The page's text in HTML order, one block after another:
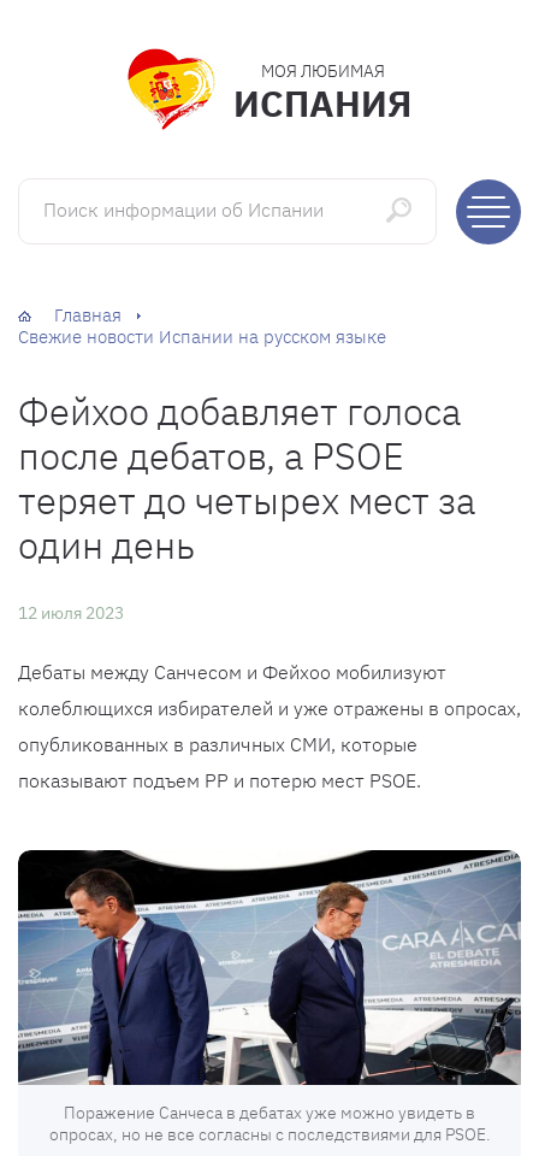
МОЯ ЛЮБИМАЯ
ИСПАНИЯ
Поиск информации об Испании
Главная
Свежие новости Испании на русском языке
Фейхоо добавляет голоса
после дебатов, а PSOE
теряет до четырех мест за
один день
12 июля 2023
Дебаты между Санчесом и Фейхоо мобилизуют
колеблющихся избирателей и уже отражены в опросах,
опубликованных в различных СМИ, которые
показывают подъем PP и потерю мест PSOE.
Поражение Санчеса в дебатах уже можно увидеть в
опросах, но не все согласны с последствиями для PSOE.